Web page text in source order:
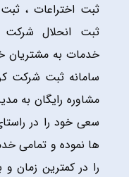
ثبت اختراعات ،
ثبت انحلال شرکت
خدمات به مشتریان
سامانه ثبت شرکت
مشاوره رایگان به
سعی خود را در
ها نموده و تمامی
را در کمترین زمان